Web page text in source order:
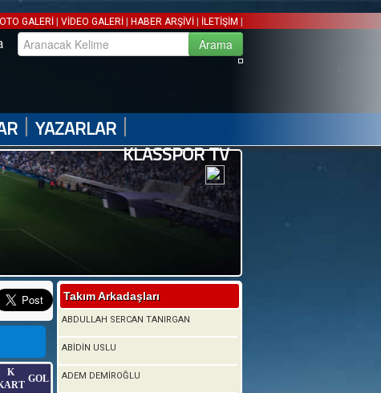
GALERİ | VİDEO GALERİ | HABER ARŞİVİ | İLETİŞİM |
| YAZARLAR |
KLASSPOR TV
K
GOL
Takım Arkadaşları
ABDULLAH SERCAN TANIRGAN
ABİDİN USLU
ADEM DEMİROĞLU